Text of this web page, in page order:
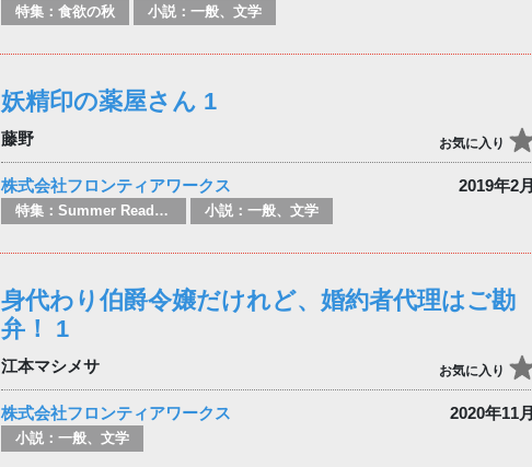
特集：食欲の秋 小説：一般、文学
妖精印の薬屋さん 1
藤野 お気に入り
株式会社フロンティアワークス 2019年2月
特集：Summer Reading 小説：一般、文学
身代わり伯爵令嬢だけれど、婚約者代理はご勘
弁！ 1
江本マシメサ お気に入り
株式会社フロンティアワークス 2020年11月
小説：一般、文学